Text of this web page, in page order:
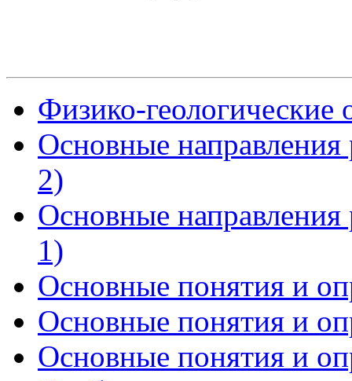
Физико-геологические
Основные направления
2)
Основные направления
1)
Основные понятия и
Основные понятия и
Основные понятия и